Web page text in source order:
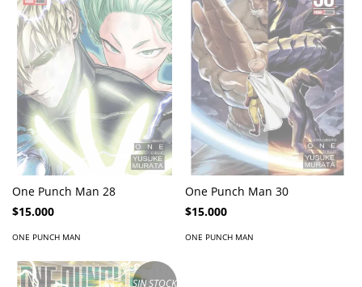
One Punch Man 28
$15.000
ONE PUNCH MAN
One Punch Man 30
$15.000
ONE PUNCH MAN
SIN STOCK